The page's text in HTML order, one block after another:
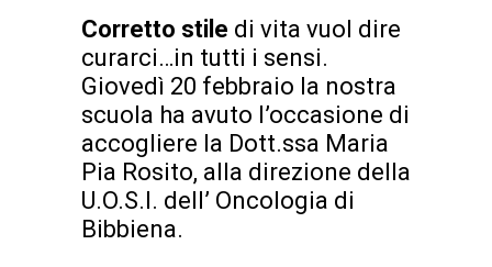
Corretto stile di vita vuol dire
curarci…in tutti i sensi.
Giovedì 20 febbraio la nostra
scuola ha avuto l’occasione di
accogliere la Dott.ssa Maria
Pia Rosito, alla direzione della
U.O.S.I. dell’ Oncologia di
Bibbiena.